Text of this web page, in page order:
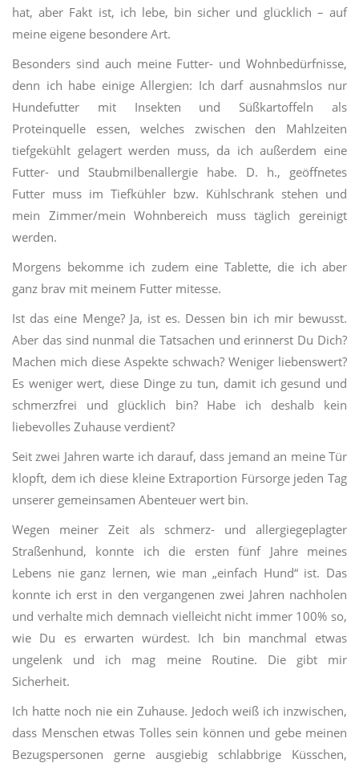
hat, aber Fakt ist, ich lebe, bin sicher und glücklich – auf
meine eigene besondere Art.
Besonders sind auch meine Futter- und Wohnbedürfnisse,
denn ich habe einige Allergien: Ich darf ausnahmslos nur
Hundefutter mit Insekten und Süßkartoffeln als
Proteinquelle essen, welches zwischen den Mahlzeiten
tiefgekühlt gelagert werden muss, da ich außerdem eine
Futter- und Staubmilbenallergie habe. D. h., geöffnetes
Futter muss im Tiefkühler bzw. Kühlschrank stehen und
mein Zimmer/mein Wohnbereich muss täglich gereinigt
werden.
Morgens bekomme ich zudem eine Tablette, die ich aber
ganz brav mit meinem Futter mitesse.
Ist das eine Menge? Ja, ist es. Dessen bin ich mir bewusst.
Aber das sind nunmal die Tatsachen und erinnerst Du Dich?
Machen mich diese Aspekte schwach? Weniger liebenswert?
Es weniger wert, diese Dinge zu tun, damit ich gesund und
schmerzfrei und glücklich bin? Habe ich deshalb kein
liebevolles Zuhause verdient?
Seit zwei Jahren warte ich darauf, dass jemand an meine Tür
klopft, dem ich diese kleine Extraportion Fürsorge jeden Tag
unserer gemeinsamen Abenteuer wert bin.
Wegen meiner Zeit als schmerz- und allergiegeplagter
Straßenhund, konnte ich die ersten fünf Jahre meines
Lebens nie ganz lernen, wie man „einfach Hund“ ist. Das
konnte ich erst in den vergangenen zwei Jahren nachholen
und verhalte mich demnach vielleicht nicht immer 100% so,
wie Du es erwarten würdest. Ich bin manchmal etwas
ungelenk und ich mag meine Routine. Die gibt mir
Sicherheit.
Ich hatte noch nie ein Zuhause. Jedoch weiß ich inzwischen,
dass Menschen etwas Tolles sein können und gebe meinen
Bezugspersonen gerne ausgiebig schlabbrige Küsschen,